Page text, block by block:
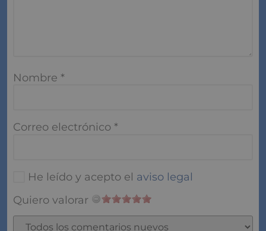
Nombre *
Correo electrónico *
He leído y acepto el aviso legal
Quiero valorar